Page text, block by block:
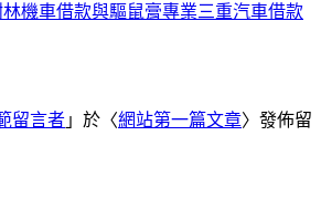
機車借款與驅鼠膏專業三重汽車借款
留言者 」於〈網站第一篇文章〉發佈留